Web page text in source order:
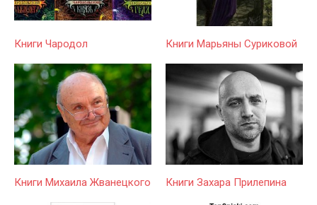
Книги Чародол Книги Марьяны Суриковой
Книги Михаила Жванецкого Книги Захара Прилепина